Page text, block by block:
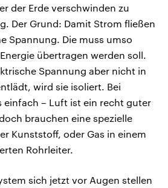
der Erde verschwinden zu
Der Grund: Damit Strom fließen
Spannung. Die muss umso
übertragen werden soll.
Spannung aber nicht in
wird sie isoliert. Bei
einfach – Luft ist ein recht guter
brauchen eine spezielle
Kunststoff, oder Gas in einem
Rohrleiter.
sich jetzt vor Augen stellen